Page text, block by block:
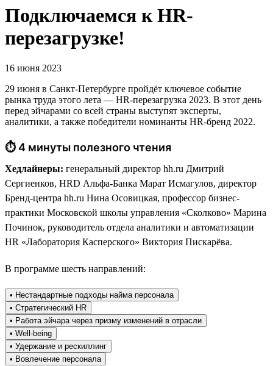
Подключаемся к HR-
перезагрузке!
16 июня 2023
29 июня в Санкт-Петербурге пройдёт ключевое событие
рынка труда этого лета — HR-перезагрузка 2023. В этот день
перед эйчарами со всей страны выступят эксперты,
аналитики, а также победители номинанты HR-бренд 2022.
⏱ 4 минуты полезного чтения
Хедлайнеры: генеральный директор hh.ru Дмитрий
Сергиенков, HRD Альфа-Банка Марат Исмагулов, директор
Бренд-центра hh.ru Нина Осовицкая, профессор бизнес-
практики Московской школы управления «Сколково» Марина
Починок, руководитель отдела аналитики и автоматизации
HR «Лаборатория Касперского» Виктория Пискарёва.
В программе шесть направлений:
• Нестандартные подходы найма персонала
• Стратегический HR
• Работа эйчара через призму изменений в отрасли
• Well-being
• Удержание и рескиллинг
• Вовлечение персонала